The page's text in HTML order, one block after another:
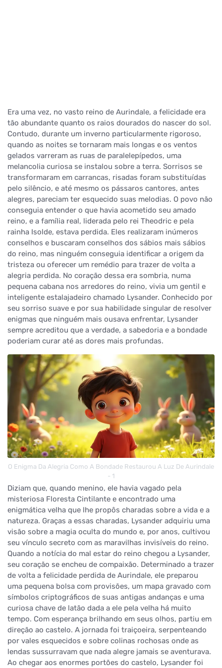
Era uma vez, no vasto reino de Aurindale, a felicidade era
tão abundante quanto os raios dourados do nascer do sol.
Contudo, durante um inverno particularmente rigoroso,
quando as noites se tornaram mais longas e os ventos
gelados varreram as ruas de paralelepípedos, uma
melancolia curiosa se instalou sobre a terra. Sorrisos se
transformaram em carrancas, risadas foram substituídas
pelo silêncio, e até mesmo os pássaros cantores, antes
alegres, pareciam ter esquecido suas melodias. O povo não
conseguia entender o que havia acometido seu amado
reino, e a família real, liderada pelo rei Theodric e pela
rainha Isolde, estava perdida. Eles realizaram inúmeros
conselhos e buscaram conselhos dos sábios mais sábios
do reino, mas ninguém conseguia identificar a origem da
tristeza ou oferecer um remédio para trazer de volta a
alegria perdida. No coração dessa era sombria, numa
pequena cabana nos arredores do reino, vivia um gentil e
inteligente estalajadeiro chamado Lysander. Conhecido por
seu sorriso suave e por sua habilidade singular de resolver
enigmas que ninguém mais ousava enfrentar, Lysander
sempre acreditou que a verdade, a sabedoria e a bondade
poderiam curar até as dores mais profundas.
O Enigma Da Alegria Como A Bondade Restaurou A Luz De Aurindale
- 1
Diziam que, quando menino, ele havia vagado pela
misteriosa Floresta Cintilante e encontrado uma
enigmática velha que lhe propôs charadas sobre a vida e a
natureza. Graças a essas charadas, Lysander adquiriu uma
visão sobre a magia oculta do mundo e, por anos, cultivou
seu vínculo secreto com as maravilhas invisíveis do reino.
Quando a notícia do mal estar do reino chegou a Lysander,
seu coração se encheu de compaixão. Determinado a trazer
de volta a felicidade perdida de Aurindale, ele preparou
uma pequena bolsa com provisões, um mapa gravado com
símbolos criptográficos de suas antigas andanças e uma
curiosa chave de latão dada a ele pela velha há muito
tempo. Com esperança brilhando em seus olhos, partiu em
direção ao castelo. A jornada foi traiçoeira, serpenteando
por vales esquecidos e sobre colinas rochosas onde as
lendas sussurravam que nada alegre jamais se aventurava.
Ao chegar aos enormes portões do castelo, Lysander foi